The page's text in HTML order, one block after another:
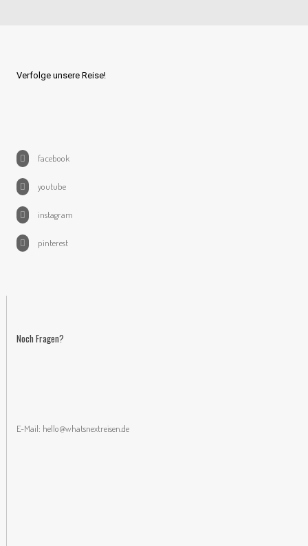
Verfolge unsere Reise!
facebook
youtube
instagram
pinterest
Noch Fragen?
E-Mail: hello@whatsnextreisen.de